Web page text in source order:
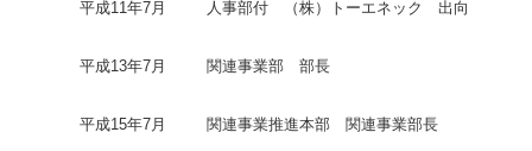
平成11年7月 人事部付 （株）トーエネック 出向
平成13年7月 関連事業部 部長
平成15年7月 関連事業推進本部 関連事業部長